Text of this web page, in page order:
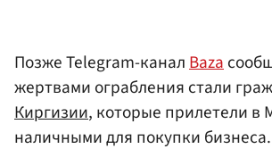
Позже Telegram-каналBaza
жертвами ограбления стали
Киргизии, которые прилетели в
наличными для покупки